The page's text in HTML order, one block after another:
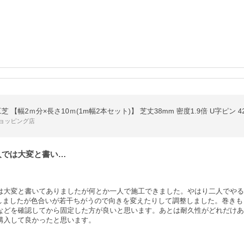
芝 【幅2ｍ分×長さ10ｍ(1m幅2本セット)】 芝丈38mm 密度1.9倍 U字ピン
ッピング店
では大変と書い…
大変と書いてありましたが何とか一人で施工できました。やはり二人でやる
したが色合いが若干ちがうので向きを変えたりして調整しました。巻きも
を確認してから固定した方が良いと思います。あとは耐久性がどれだけあ
して良かったと思います。